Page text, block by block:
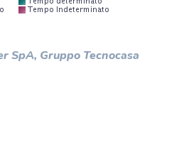
SpA, Gruppo Tecnocasa